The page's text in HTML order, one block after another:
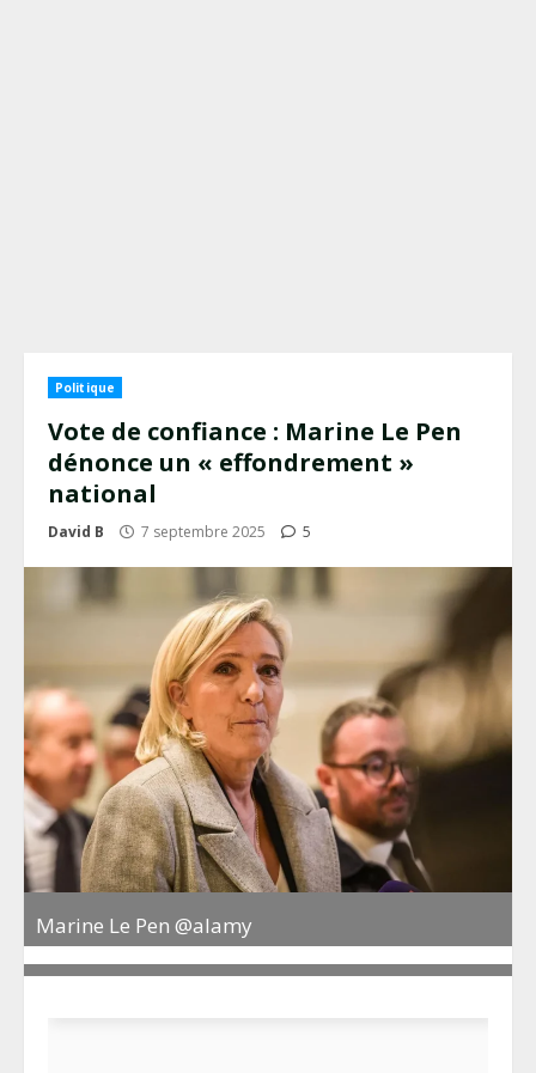
Politique
Vote de confiance : Marine Le Pen
dénonce un « effondrement »
national
David B 7 septembre 2025 5
Marine Le Pen @alamy